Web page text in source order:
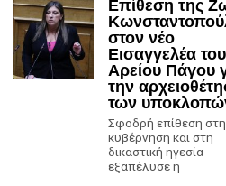
Επίθεση της
στον νέο
Εισαγγελέα του
Αρείου Πάγου
την
των
Σφοδρή επίθεση
κυβέρνηση και στη
δικαστική ηγεσία
εξαπέλυσε η